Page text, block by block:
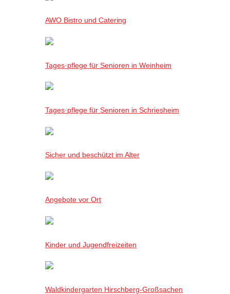
AWO Bistro und Catering
Tages·pflege für Senioren in Weinheim
Tages·pflege für Senioren in Schriesheim
Sicher und beschützt im Alter
Angebote vor Ort
Kinder und Jugendfreizeiten
Waldkindergarten Hirschberg-Großsachen